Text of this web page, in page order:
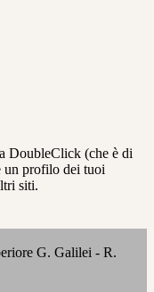
DoubleClick (che è di
un profilo dei tuoi
siti.
G. Galilei - R.